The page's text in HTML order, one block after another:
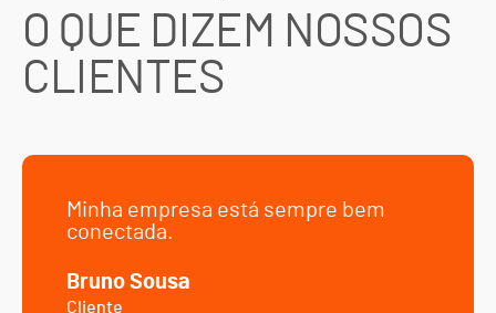
O QUE DIZEM NOSSOS
CLIENTES
Minha empresa está sempre bem
conectada.
Bruno Sousa
Cliente